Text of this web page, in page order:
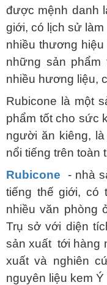
được mệnh danh
giới, có lịch sử
nhiều thương
những sản phẩm
nhiều hương liệu,
Rubicone là một
phẩm tốt cho sức
người ăn kiêng,
nổi tiếng trên toàn
Rubicone - nhà
tiếng thế giới, có
nhiều văn phòng
Trụ sở với diện
sản xuất tới hàng
xuất và nghiên
nguyên liệu kem